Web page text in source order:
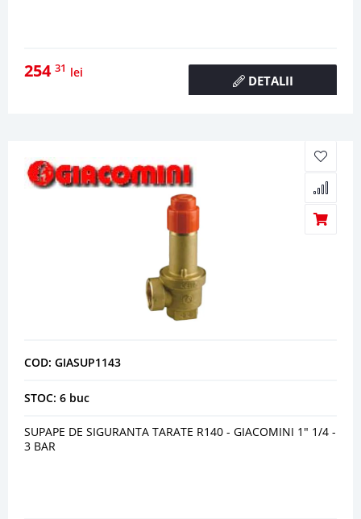
254 31 lei
DETALII
COD: GIASUP1143
STOC: 6 buc
SUPAPE DE SIGURANTA TARATE R140 - GIACOMINI 1" 1/4 -
3 BAR